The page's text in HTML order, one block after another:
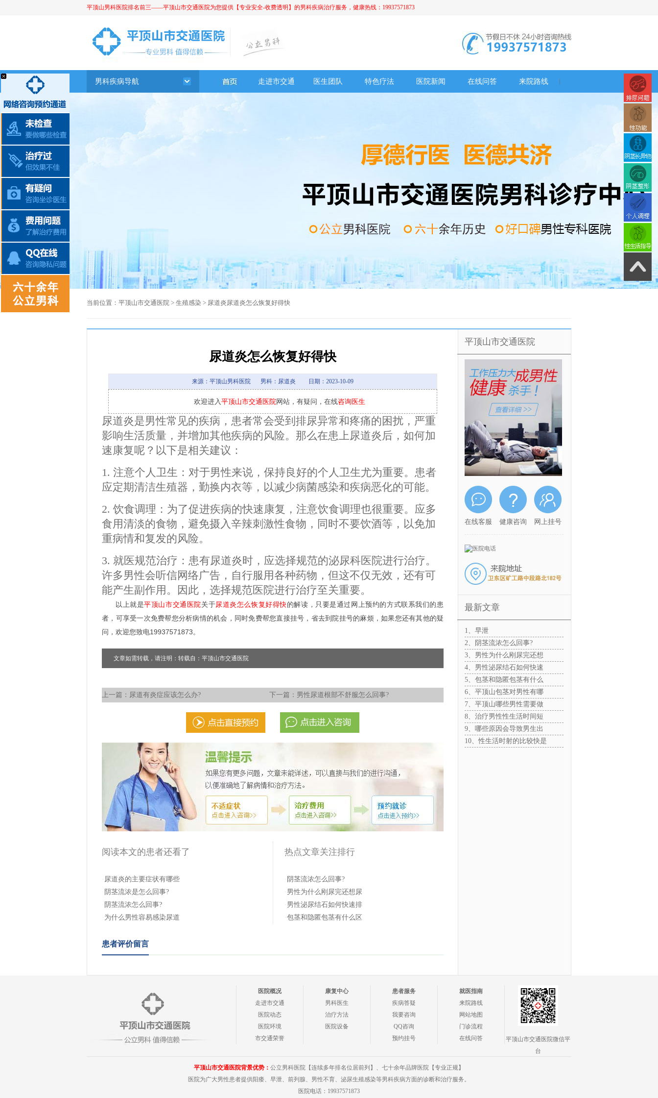
平顶山男科医院排名前三——平顶山市交通医院为您提供【专业安全-收费透明】的男科疾病治疗服务，健康热线：19937571873
男科疾病导航 走进市交通 医生团队 特色疗法 医院新闻 在线问答 来院路线
当前位置： 平顶山市交通医院 > 生殖感染 > 尿道炎尿道炎怎么恢复好得快
尿道炎怎么恢复好得快
来源：平顶山男科医院 男科：尿道炎 日期：2023-10-09
欢迎进入平顶山市交通医院网站，有疑问，在线咨询医生
尿道炎是男性常见的疾病，患者常会受到排尿异常和疼痛的困扰，严重
影响生活质量，并增加其他疾病的风险。那么在患上尿道炎后，如何加
速康复呢？以下是相关建议：
1. 注意个人卫生：对于男性来说，保持良好的个人卫生尤为重要。患者
应定期清洁生殖器，勤换内衣等，以减少病菌感染和疾病恶化的可能。
2. 饮食调理：为了促进疾病的快速康复，注意饮食调理也很重要。应多
食用清淡的食物，避免摄入辛辣刺激性食物，同时不要饮酒等，以免加
重病情和复发的风险。
3. 就医规范治疗：患有尿道炎时，应选择规范的泌尿科医院进行治疗。
许多男性会听信网络广告，自行服用各种药物，但这不仅无效，还有可
能产生副作用。因此，选择规范医院进行治疗至关重要。
以上就是平顶山市交通医院关于尿道炎怎么恢复好得快的解读，只要是通过网上预约的方式联系我们的患
者，可享受一次免费帮您分析病情的机会，同时免费帮您直接挂号，省去到院挂号的麻烦，如果您还有其他的疑
问，欢迎您致电19937571873。
文章如需转载，请注明：转载自：平顶山市交通医院
上一篇： 尿道有炎症应该怎么办? 下一篇： 男性尿道根部不舒服怎么回事?
阅读本文的患者还看了
· 尿道炎的主要症状有哪些
· 阴茎流浓是怎么回事?
· 阴茎流浓怎么回事?
· 为什么男性容易感染尿道
热点文章关注排行
· 阴茎流浓怎么回事?
· 男性为什么刚尿完还想尿
· 男性泌尿结石如何快速排
·包茎和隐匿包茎有什么区
患者评价留言
平顶山市交通医院
在线客服 健康咨询 网上挂号
最新文章
1、早泄
2、阴茎流浓怎么回事?
3、男性为什么刚尿完还想
4、男性泌尿结石如何快速
5、包茎和隐匿包茎有什么
6、平顶山包茎对男性有哪
7、平顶山哪些男性需要做
8、治疗男性性生活时间短
9、哪些原因会导致男生出
10、性生活时射的比较快是
医院概况
走进市交通
医院动态
医院环境
市交通荣誉
康复中心
男科医生
治疗方法
医院设备
患者服务
疾病答疑
我要咨询
QQ咨询
预约挂号
就医指南
来院路线
网站地图
门诊流程
在线问答
平顶山市交通医院微信平
台
平顶山市交通医院背景优势： 公立男科医院【连续多年排名位居前列】、七十余年品牌医院【专业正规】
医院为广大男性患者提供阳痿、早泄、前列腺、男性不育、泌尿生殖感染等男科疾病方面的诊断和治疗服务。
医院电话：19937571873